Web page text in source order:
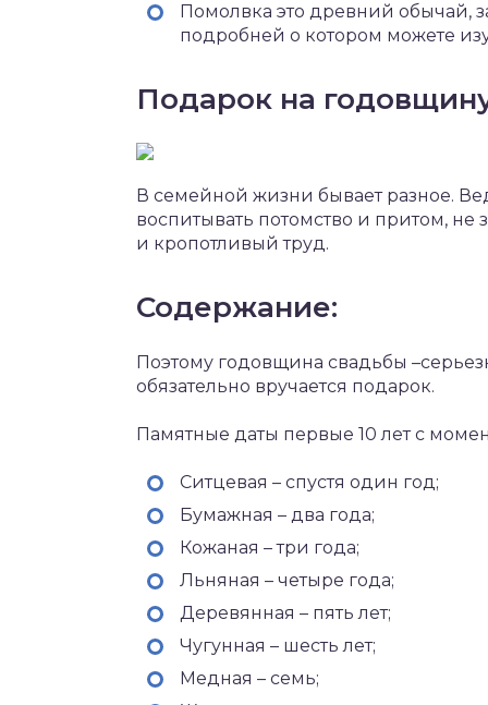
Помолвка это древний обычай,
подробней о котором можете
Подарок на
В семейной жизни бывает разное.
воспитывать потомство и притом,
и кропотливый труд.
Содержание:
Поэтому годовщина свадьбы
обязательно вручается подарок.
Памятные даты первые 10 лет с
Ситцевая – спустя один год;
Бумажная – два года;
Кожаная – три года;
Льняная – четыре года;
Деревянная – пять лет;
Чугунная – шесть лет;
Медная – семь;